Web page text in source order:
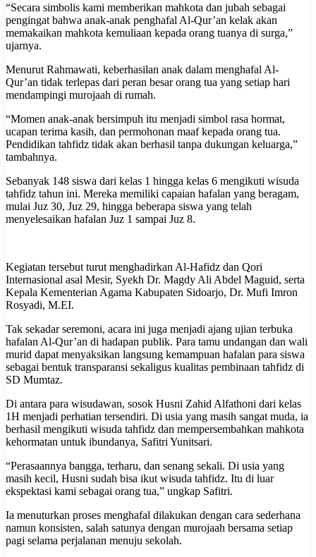
“Secara simbolis kami memberikan mahkota dan jubah sebagai
pengingat bahwa anak-anak penghafal Al-Qur’an kelak akan
memakaikan mahkota kemuliaan kepada orang tuanya di surga,”
ujarnya.
Menurut Rahmawati, keberhasilan anak dalam menghafal Al-
Qur’an tidak terlepas dari peran besar orang tua yang setiap hari
mendampingi murojaah di rumah.
“Momen anak-anak bersimpuh itu menjadi simbol rasa hormat,
ucapan terima kasih, dan permohonan maaf kepada orang tua.
Pendidikan tahfidz tidak akan berhasil tanpa dukungan keluarga,”
tambahnya.
Sebanyak 148 siswa dari kelas 1 hingga kelas 6 mengikuti wisuda
tahfidz tahun ini. Mereka memiliki capaian hafalan yang beragam,
mulai Juz 30, Juz 29, hingga beberapa siswa yang telah
menyelesaikan hafalan Juz 1 sampai Juz 8.
Kegiatan tersebut turut menghadirkan Al-Hafidz dan Qori
Internasional asal Mesir, Syekh Dr. Magdy Ali Abdel Maguid, serta
Kepala Kementerian Agama Kabupaten Sidoarjo, Dr. Mufi Imron
Rosyadi, M.EI.
Tak sekadar seremoni, acara ini juga menjadi ajang ujian terbuka
hafalan Al-Qur’an di hadapan publik. Para tamu undangan dan wali
murid dapat menyaksikan langsung kemampuan hafalan para siswa
sebagai bentuk transparansi sekaligus kualitas pembinaan tahfidz di
SD Mumtaz.
Di antara para wisudawan, sosok Husni Zahid Alfathoni dari kelas
1H menjadi perhatian tersendiri. Di usia yang masih sangat muda, ia
berhasil mengikuti wisuda tahfidz dan mempersembahkan mahkota
kehormatan untuk ibundanya, Safitri Yunitsari.
“Perasaannya bangga, terharu, dan senang sekali. Di usia yang
masih kecil, Husni sudah bisa ikut wisuda tahfidz. Itu di luar
ekspektasi kami sebagai orang tua,” ungkap Safitri.
Ia menuturkan proses menghafal dilakukan dengan cara sederhana
namun konsisten, salah satunya dengan murojaah bersama setiap
pagi selama perjalanan menuju sekolah.